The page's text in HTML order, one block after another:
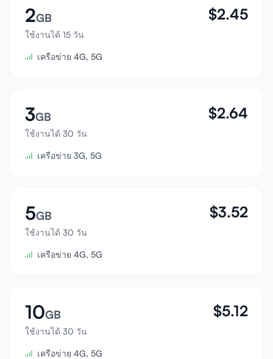
สนับสนุน
ความเข้ากันได้ของอุปกรณ์
เข้าสู่ระบบ
2GB
ใช้งานได้ 15 วัน
$2.45
เครือข่าย 4G, 5G
3GB
ใช้งานได้ 30 วัน
$2.64
เครือข่าย 3G, 5G
5GB
ใช้งานได้ 30 วัน
$3.52
เครือข่าย 4G, 5G
10GB
ใช้งานได้ 30 วัน
$5.12
เครือข่าย 4G, 5G